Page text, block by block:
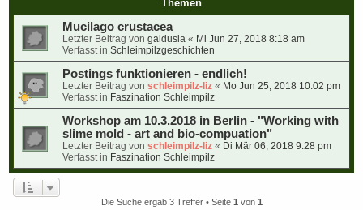
Themen
Mucilago crustacea
Letzter Beitrag von gaidusla « Mi Jun 27, 2018 8:18 am
Verfasst in Schleimpilzgeschichten
Postings funktionieren - endlich!
Letzter Beitrag von schleimpilz-liz « Mo Jun 25, 2018 10:02 pm
Verfasst in Faszination Schleimpilz
Workshop am 10.3.2018 in Berlin - "Working with
slime mold - art and bio-compuation"
Letzter Beitrag von schleimpilz-liz « Di Mär 06, 2018 9:28 pm
Verfasst in Faszination Schleimpilz
Die Suche ergab 3 Treffer • Seite 1von 1